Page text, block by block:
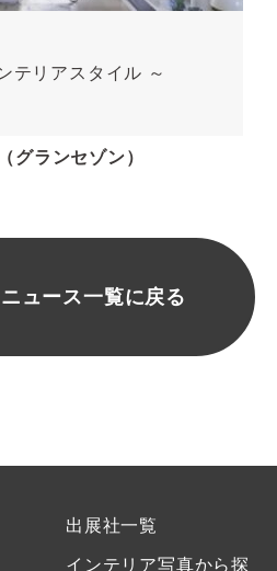
テリアスタイル ～
グランセゾン）
ュース一覧に戻る
出展社一覧
インテリア写真から探